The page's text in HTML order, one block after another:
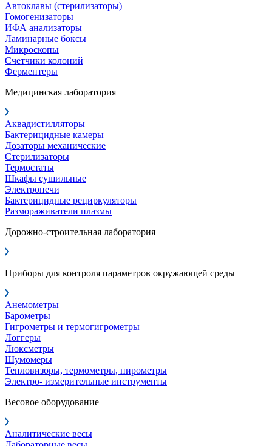
Автоклавы (стерилизаторы)
Гомогенизаторы
ИФА анализаторы
Ламинарные боксы
Микроскопы
Счетчики колоний
Ферментеры
Медицинская лаборатория
Аквадистилляторы
Бактерицидные камеры
Дозаторы механические
Стерилизаторы
Термостаты
Шкафы сушильные
Электропечи
Бактерицидные рециркуляторы
Размораживатели плазмы
Дорожно-строительная лаборатория
Приборы для контроля параметров окружающей среды
Анемометры
Барометры
Гигрометры и термогигрометры
Логгеры
Люксметры
Шумомеры
Тепловизоры, термометры, пирометры
Электро- измерительные инструменты
Весовое оборудование
Аналитические весы